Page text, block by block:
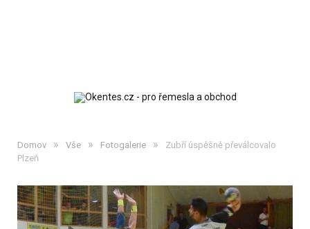
Domov » Vše » Fotogalerie »
Zubří úspěšně převálcovalo
Plzeň